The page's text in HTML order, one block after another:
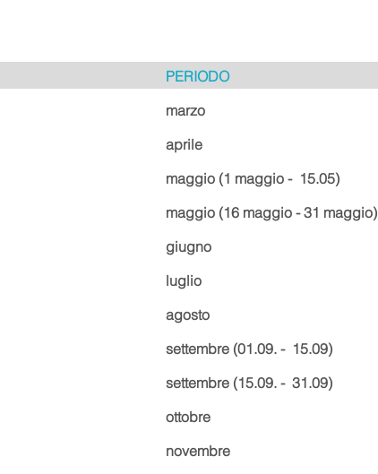
PERIODO
marzo
aprile
maggio (1 maggio - 15.05)
maggio (16 maggio - 31 maggio)
giugno
luglio
agosto
settembre (01.09. - 15.09)
settembre (15.09. - 31.09)
ottobre
novembre